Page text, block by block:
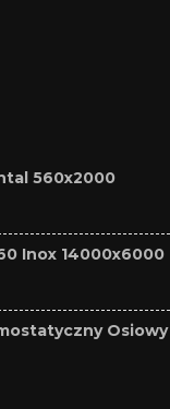
560x2000
Inox 14000x6000
Osiowy